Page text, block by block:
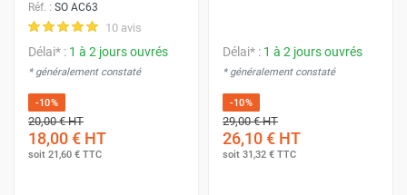
Réf. : SO AC63
10 avis
Délai* : 1 à 2 jours ouvrés
* généralement constaté
-10%
20,00 €HT
18,00 € HT
soit 21,60 € TTC
Délai* : 1 à 2 jours ouvrés
* généralement constaté
-10%
29,00 €HT
26,10 € HT
soit 31,32 € TTC